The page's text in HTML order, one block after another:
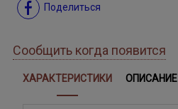
Поделиться
Сообщить когда появится
ХАРАКТЕРИСТИКИ ОПИСАНИЕ